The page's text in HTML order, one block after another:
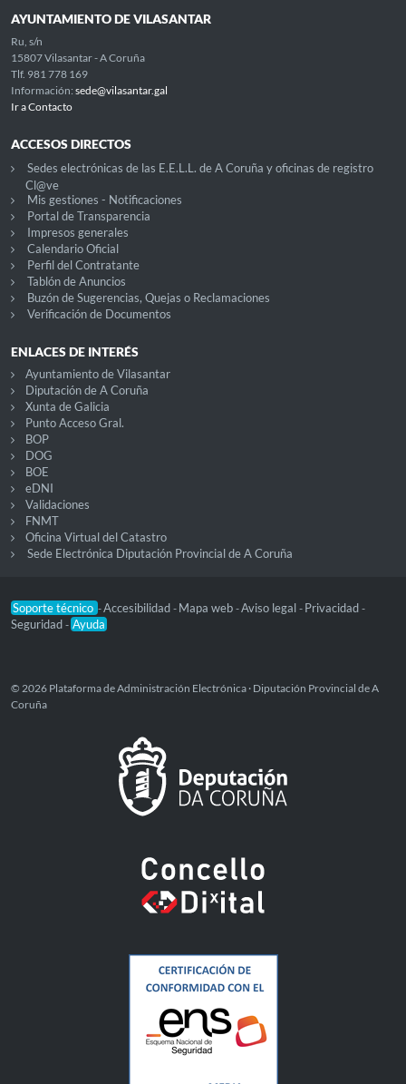
AYUNTAMIENTO DE VILASANTAR
Ru, s/n
15807 Vilasantar - A Coruña
Tlf. 981 778 169
Información: sede@vilasantar.gal
Ir a Contacto
ACCESOS DIRECTOS
Sedes electrónicas de las E.E.L.L. de A Coruña y oficinas de registro
Cl@ve
Mis gestiones - Notificaciones
Portal de Transparencia
Impresos generales
Calendario Oficial
Perfil del Contratante
Tablón de Anuncios
Buzón de Sugerencias, Quejas o Reclamaciones
Verificación de Documentos
ENLACES DE INTERÉS
Ayuntamiento de Vilasantar
Diputación de A Coruña
Xunta de Galicia
Punto Acceso Gral.
BOP
DOG
BOE
eDNI
Validaciones
FNMT
Oficina Virtual del Catastro
Sede Electrónica Diputación Provincial de A Coruña
Soporte técnico -Accesibilidad - Mapa web -Aviso legal - Privacidad -
Seguridad - Ayuda
© 2026 Plataforma de Administración Electrónica · Diputación Provincial de A
Coruña